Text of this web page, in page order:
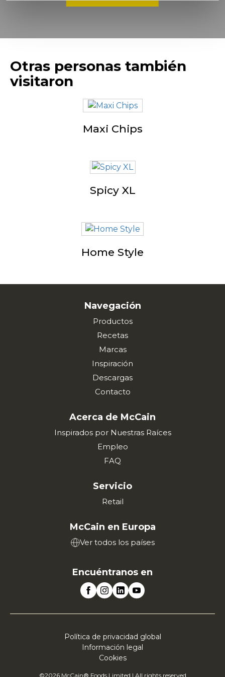
Otras personas también
visitaron
Maxi Chips
Spicy XL
Home Style
Navegación
Productos
Recetas
Marcas
Inspiración
Descargas
Contacto
Acerca de McCain
Inspirados por Nuestras Raíces
Empleo
FAQ
Servicio
Retail
McCain en Europa
Ver todos los países
Encuéntranos en
Política de privacidad global
Información legal
Cookies
©2026 McCain® Foods Limited | All rights reserved